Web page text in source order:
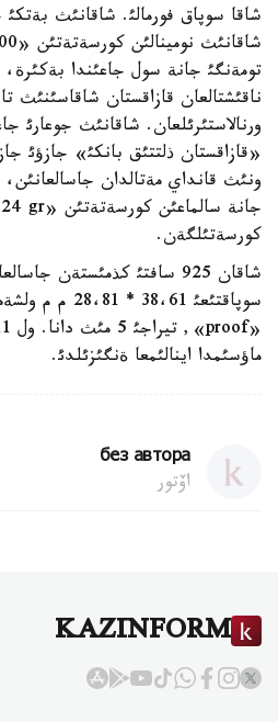
شاقا سوپاق فورمالئ. شاقانئث بةتكئ
تومةنگئ جانة سول جاعئندا
ناقئشتالعان قازاقستان شاقاسئنئث
ورنالاستئرئلعان. شاقانئث جوعارئ
«قازاقستان ذلتتئق بانكئ» جازؤئ
ونئث قانداي مةتالدان
كورسةتئلگةن.
سوپاقتئعئ
ماؤسئمدا اينالئمعا ةنگئزئلدئ.
без автора
اۆتور
KAZINFORM